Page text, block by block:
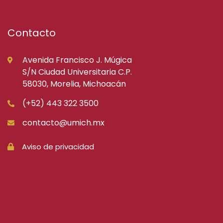
Contacto
Avenida Francisco J. Múgica
S/N Ciudad Universitaria C.P.
58030, Morelia, Michoacán
(+52) 443 322 3500
contacto@umich.mx
Aviso de privacidad